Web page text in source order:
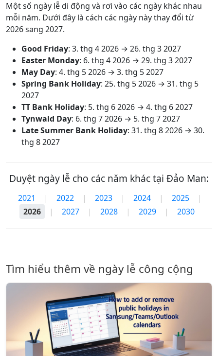
Một số ngày lễ di động và rơi vào các ngày khác nhau
mỗi năm. Dưới đây là cách các ngày này thay đổi từ
2026 sang 2027.
Good Friday: 3. thg 4 2026 → 26. thg 3 2027
Easter Monday: 6. thg 4 2026 → 29. thg 3 2027
May Day: 4. thg 5 2026 → 3. thg 5 2027
Spring Bank Holiday: 25. thg 5 2026 → 31. thg 5
2027
TT Bank Holiday: 5. thg 6 2026 → 4. thg 6 2027
Tynwald Day: 6. thg 7 2026 → 5. thg 7 2027
Late Summer Bank Holiday: 31. thg 8 2026 → 30.
thg 8 2027
Duyệt ngày lễ cho các năm khác tại Đảo Man:
2021 | 2022 | 2023 | 2024 | 2025
|
2026
| 2027 | 2028 | 2029 | 2030
Tìm hiểu thêm về ngày lễ công cộng